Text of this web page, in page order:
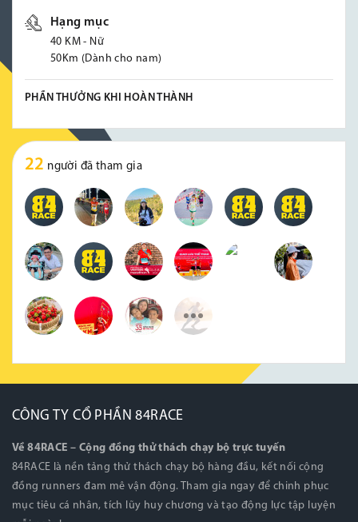
Hạng mục
40 KM - Nữ
50Km (Dành cho nam)
PHẦN THƯỞNG KHI HOÀN THÀNH
22 người đã tham gia
CÔNG TY CỔ PHẦN 84RACE
Về 84RACE – Cộng đồng thử thách chạy bộ trực tuyến
84RACE là nền tảng thử thách chạy bộ hàng đầu, kết nối cộng
đồng runners đam mê vận động. Tham gia ngay để chinh phục
mục tiêu cá nhân, tích lũy huy chương và tạo động lực tập luyện